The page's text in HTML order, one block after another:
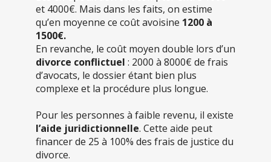
et 4000€. Mais dans les faits, on estime
qu’en moyenne ce coût avoisine 1200 à
1500€.
En revanche, le coût moyen double lors d’un
divorce conflictuel : 2000 à 8000€ de frais
d’avocats, le dossier étant bien plus
complexe et la procédure plus longue.
Pour les personnes à faible revenu, il existe
l’aide juridictionnelle. Cette aide peut
financer de 25 à 100% des frais de justice du
divorce.